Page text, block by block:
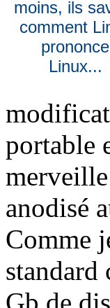
moins, ils
comment
prononce
Linux...
portable
anodisé
Comme
standard
Gb de